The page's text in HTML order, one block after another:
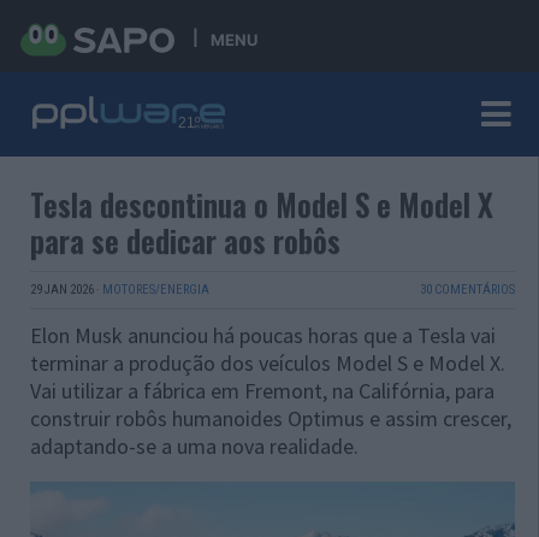
MENU
Tesla descontinua o Model S e Model X
para se dedicar aos robôs
29 JAN 2026 · MOTORES/ENERGIA 30 COMENTÁRIOS
Elon Musk anunciou há poucas horas que a Tesla vai
terminar a produção dos veículos Model S e Model X.
Vai utilizar a fábrica em Fremont, na Califórnia, para
construir robôs humanoides Optimus e assim crescer,
adaptando-se a uma nova realidade.